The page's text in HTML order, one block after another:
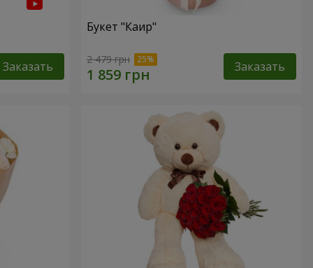
Заказать
Букет "Каир"
2 479 грн Заказать